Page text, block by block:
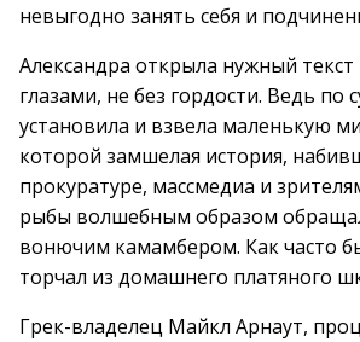
невыгодно занять себя и
Александра открыла нужный
глазами, не без гордости. Ведь по
установила и взвела маленькую
которой замшелая история,
прокуратуре, массмедиа и
рыбы волшебным образом
вонючим камамбером. Как часто
торчал из домашнего платяного
Грек-владелец Майкл Арнаут,